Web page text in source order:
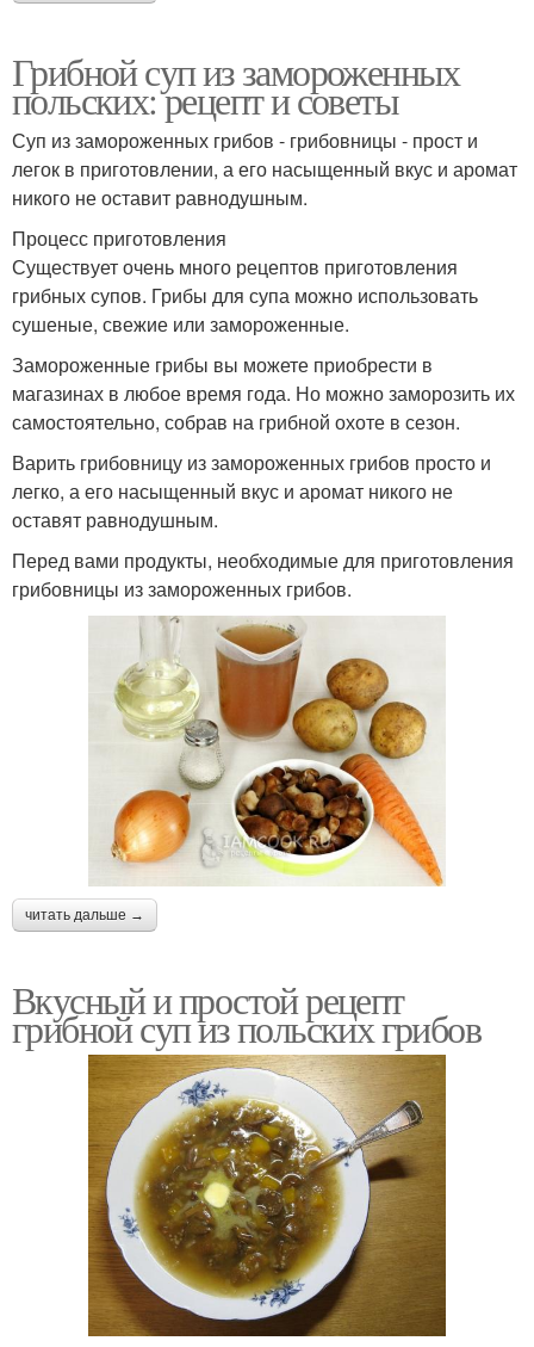
Грибной суп из замороженных
польских: рецепт и советы
Суп из замороженных грибов - грибовницы - прост и
легок в приготовлении, а его насыщенный вкус и аромат
никого не оставит равнодушным.
Процесс приготовления
Существует очень много рецептов приготовления
грибных супов. Грибы для супа можно использовать
сушеные, свежие или замороженные.
Замороженные грибы вы можете приобрести в
магазинах в любое время года. Но можно заморозить их
самостоятельно, собрав на грибной охоте в сезон.
Варить грибовницу из замороженных грибов просто и
легко, а его насыщенный вкус и аромат никого не
оставят равнодушным.
Перед вами продукты, необходимые для приготовления
грибовницы из замороженных грибов.
читать дальше →
Вкусный и простой рецепт
грибной суп из польских грибов